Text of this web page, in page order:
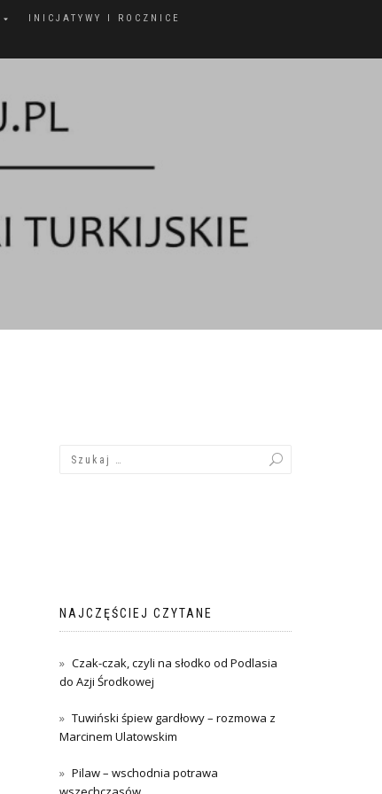
INICJATYWY I ROCZNICE
NAJCZĘŚCIEJ CZYTANE
Czak-czak, czyli na słodko od Podlasia
do Azji Środkowej
Tuwiński śpiew gardłowy – rozmowa z
Marcinem Ulatowskim
Pilaw – wschodnia potrawa